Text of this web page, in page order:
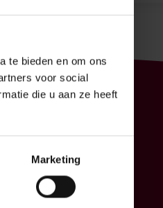
te bieden en om ons
voor social
die u aan ze heeft
Marketing
Contacteer ons
Over ons